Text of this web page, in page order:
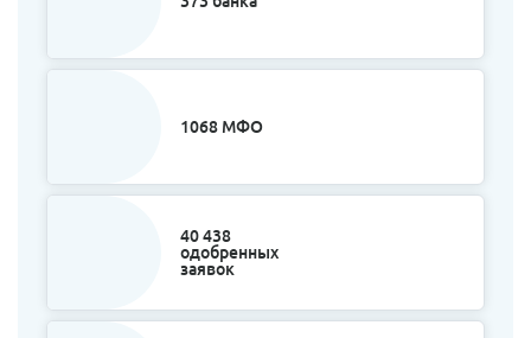
1068 МФО
40 438
одобренных
заявок